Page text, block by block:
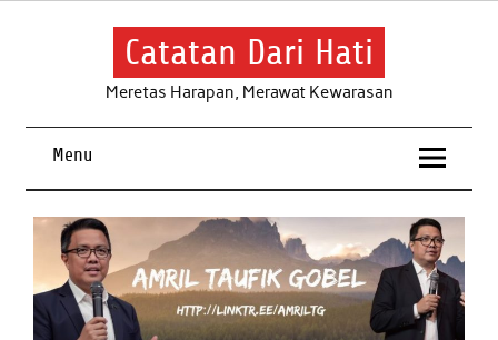
Skip
Catatan Dari Hati
Meretas Harapan, Merawat Kewarasan
Menu